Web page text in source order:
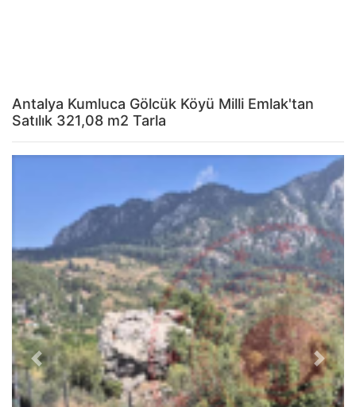
Antalya Kumluca Gölcük Köyü Milli Emlak'tan
Satılık 321,08 m2 Tarla
Previous Next